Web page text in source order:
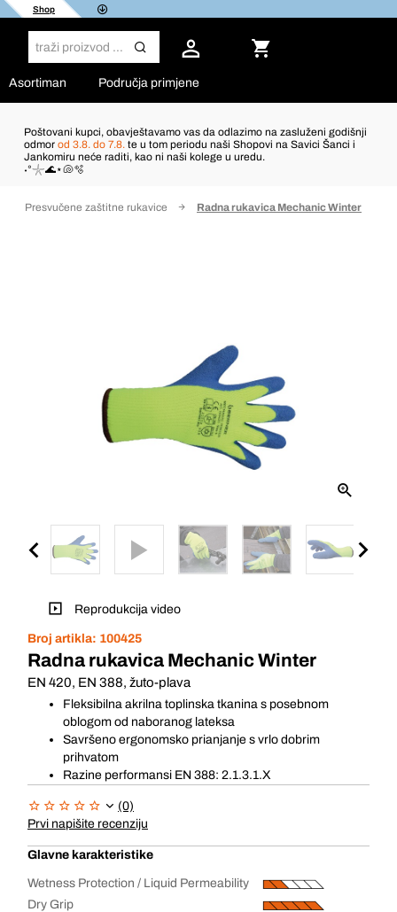
Shop
Asortiman Područja primjene
Poštovani kupci, obavještavamo vas da odlazimo na zasluženi godišnji
odmor od 3.8. do 7.8. te u tom periodu naši Shopovi na Savici Šanci i
Jankomiru neće raditi, kao ni naši kolege u uredu.
˖°𓇼🌊⋆🐚🫧
Presvučene zaštitne rukavice Radna rukavica Mechanic Winter
Reprodukcija video
Broj artikla: 100425
Radna rukavica Mechanic Winter
EN 420, EN 388, žuto-plava
Fleksibilna akrilna toplinska tkanina s posebnom
oblogom od naboranog lateksa
Savršeno ergonomsko prianjanje s vrlo dobrim
prihvatom
Razine performansi EN 388: 2.1.3.1.X
(0)
Prvi napišite recenziju
Glavne karakteristike
Wetness Protection / Liquid Permeability
Dry Grip